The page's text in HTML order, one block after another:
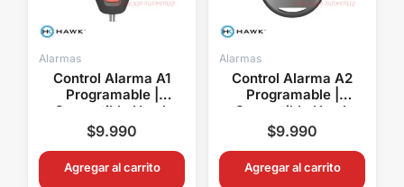
Alarmas
Control Alarma A1
Programable |
Compatible Hawk
Nemesis Genius
Target WS Eltec
Bulldozer
$9.990
Agregar al carrito
Alarmas
Control Alarma A2
Programable |
Compatible Hawk
Nemesis Genius
Target WS Eltec
Bulldozer
$9.990
Agregar al carrito